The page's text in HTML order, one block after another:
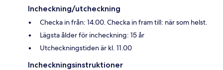
Incheckning/utcheckning
Checka in från: 14.00. Checka in fram till: när som helst.
Lägsta ålder för incheckning: 15 år
Utcheckningstiden är kl. 11.00
Incheckningsinstruktioner